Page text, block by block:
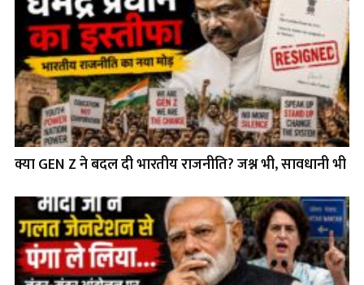
क्या GEN Z ने बदल दी भारतीय राजनीति? जश्न भी, सावधानी भी